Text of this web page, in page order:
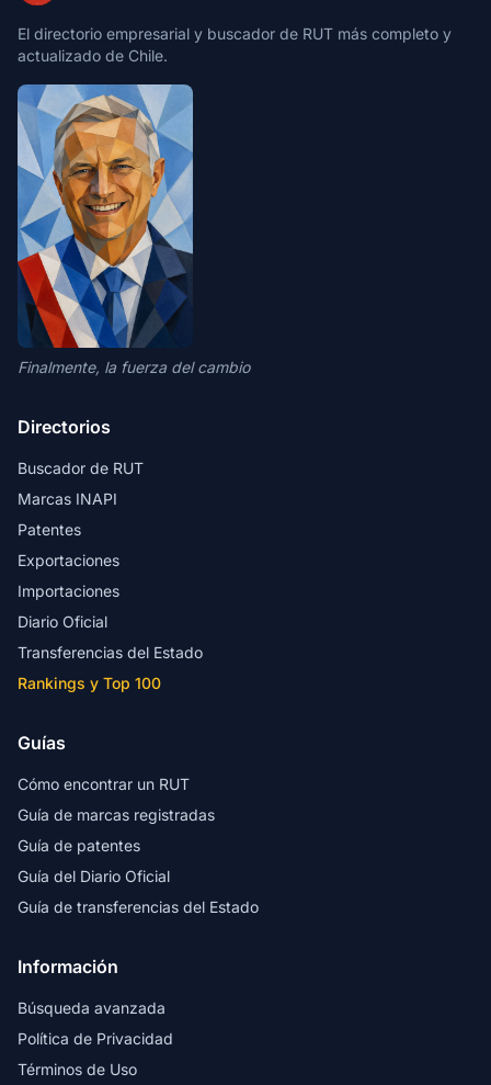
El directorio empresarial y buscador de RUT más completo y
actualizado de Chile.
Finalmente, la fuerza del cambio
Directorios
Buscador de RUT
Marcas INAPI
Patentes
Exportaciones
Importaciones
Diario Oficial
Transferencias del Estado
Rankings y Top 100
Guías
Cómo encontrar un RUT
Guía de marcas registradas
Guía de patentes
Guía del Diario Oficial
Guía de transferencias del Estado
Información
Búsqueda avanzada
Política de Privacidad
Términos de Uso